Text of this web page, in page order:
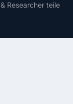
Researcher teile